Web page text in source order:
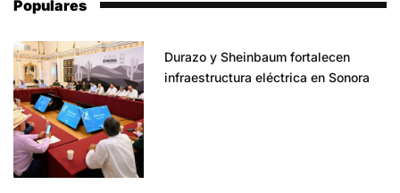
Populares
Durazo y Sheinbaum fortalecen
infraestructura eléctrica en Sonora